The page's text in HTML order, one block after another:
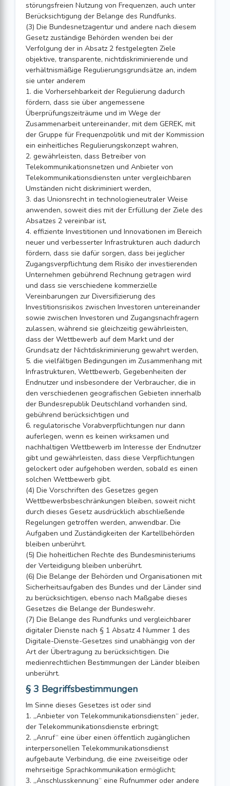
störungsfreien Nutzung von Frequenzen, auch unter
Berücksichtigung der Belange des Rundfunks.
(3) Die Bundesnetzagentur und andere nach diesem
Gesetz zuständige Behörden wenden bei der
Verfolgung der in Absatz 2 festgelegten Ziele
objektive, transparente, nichtdiskriminierende und
verhältnismäßige Regulierungsgrundsätze an, indem
sie unter anderem
1. die Vorhersehbarkeit der Regulierung dadurch
fördern, dass sie über angemessene
Überprüfungszeiträume und im Wege der
Zusammenarbeit untereinander, mit dem GEREK, mit
der Gruppe für Frequenzpolitik und mit der Kommission
ein einheitliches Regulierungskonzept wahren,
2. gewährleisten, dass Betreiber von
Telekommunikationsnetzen und Anbieter von
Telekommunikationsdiensten unter vergleichbaren
Umständen nicht diskriminiert werden,
3. das Unionsrecht in technologieneutraler Weise
anwenden, soweit dies mit der Erfüllung der Ziele des
Absatzes 2 vereinbar ist,
4. effiziente Investitionen und Innovationen im Bereich
neuer und verbesserter Infrastrukturen auch dadurch
fördern, dass sie dafür sorgen, dass bei jeglicher
Zugangsverpflichtung dem Risiko der investierenden
Unternehmen gebührend Rechnung getragen wird
und dass sie verschiedene kommerzielle
Vereinbarungen zur Diversifizierung des
Investitionsrisikos zwischen Investoren untereinander
sowie zwischen Investoren und Zugangsnachfragern
zulassen, während sie gleichzeitig gewährleisten,
dass der Wettbewerb auf dem Markt und der
Grundsatz der Nichtdiskriminierung gewahrt werden,
5. die vielfältigen Bedingungen im Zusammenhang mit
Infrastrukturen, Wettbewerb, Gegebenheiten der
Endnutzer und insbesondere der Verbraucher, die in
den verschiedenen geografischen Gebieten innerhalb
der Bundesrepublik Deutschland vorhanden sind,
gebührend berücksichtigen und
6. regulatorische Vorabverpflichtungen nur dann
auferlegen, wenn es keinen wirksamen und
nachhaltigen Wettbewerb im Interesse der Endnutzer
gibt und gewährleisten, dass diese Verpflichtungen
gelockert oder aufgehoben werden, sobald es einen
solchen Wettbewerb gibt.
(4) Die Vorschriften des Gesetzes gegen
Wettbewerbsbeschränkungen bleiben, soweit nicht
durch dieses Gesetz ausdrücklich abschließende
Regelungen getroffen werden, anwendbar. Die
Aufgaben und Zuständigkeiten der Kartellbehörden
bleiben unberührt.
(5) Die hoheitlichen Rechte des Bundesministeriums
der Verteidigung bleiben unberührt.
(6) Die Belange der Behörden und Organisationen mit
Sicherheitsaufgaben des Bundes und der Länder sind
zu berücksichtigen, ebenso nach Maßgabe dieses
Gesetzes die Belange der Bundeswehr.
(7) Die Belange des Rundfunks und vergleichbarer
digitaler Dienste nach § 1 Absatz 4 Nummer 1 des
Digitale-Dienste-Gesetzes sind unabhängig von der
Art der Übertragung zu berücksichtigen. Die
medienrechtlichen Bestimmungen der Länder bleiben
unberührt.
§ 3 Begriffsbestimmungen
Im Sinne dieses Gesetzes ist oder sind
1. „Anbieter von Telekommunikationsdiensten“ jeder,
der Telekommunikationsdienste erbringt;
2. „Anruf“ eine über einen öffentlich zugänglichen
interpersonellen Telekommunikationsdienst
aufgebaute Verbindung, die eine zweiseitige oder
mehrseitige Sprachkommunikation ermöglicht;
3. „Anschlusskennung“ eine Rufnummer oder andere